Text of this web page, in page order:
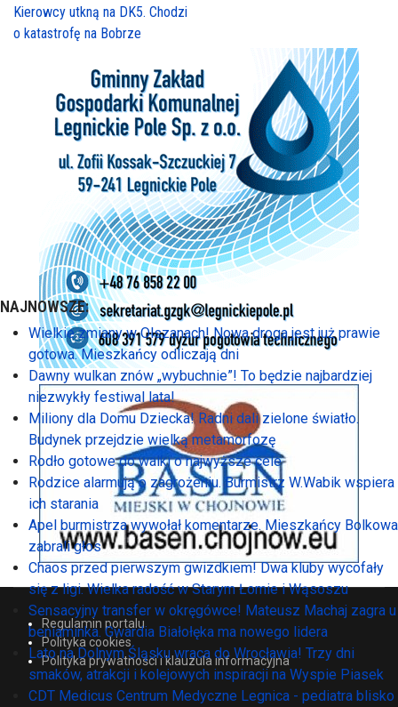
Kierowcy utkną na DK5. Chodzi
o katastrofę na Bobrze
Regulamin portalu
Polityka cookies
Polityka prywatności i klauzula informacyjna
NAJNOWSZE:
Wielkie zmiany w Olszanach! Nowa droga jest już prawie
gotowa. Mieszkańcy odliczają dni
Dawny wulkan znów „wybuchnie”! To będzie najbardziej
niezwykły festiwal lata!
Miliony dla Domu Dziecka! Radni dali zielone światło.
Budynek przejdzie wielką metamorfozę
Rodło gotowe do walki o najwyższe cele
Rodzice alarmują o zagrożeniu. Burmistrz W.Wabik wspiera
ich starania
Apel burmistrza wywołał komentarze. Mieszkańcy Bolkowa
zabrali głos
Chaos przed pierwszym gwizdkiem! Dwa kluby wycofały
się z ligi. Wielka radość w Starym Łomie i Wąsoszu
Sensacyjny transfer w okręgówce! Mateusz Machaj zagra u
beniaminka. Gwardia Białołęka ma nowego lidera
Lato na Dolnym Śląsku wraca do Wrocławia! Trzy dni
smaków, atrakcji i kolejowych inspiracji na Wyspie Piasek
CDT Medicus Centrum Medyczne Legnica - pediatra blisko